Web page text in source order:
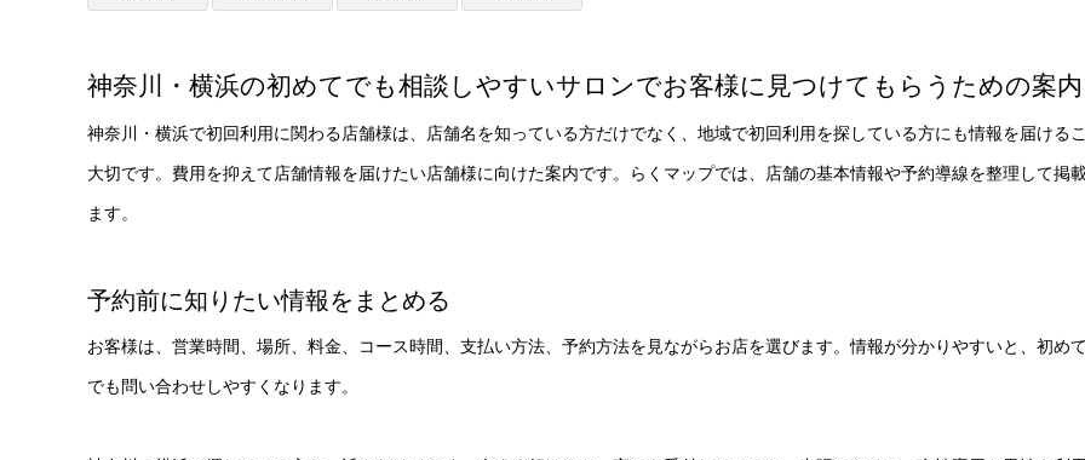
神奈川・横浜の初めてでも相談しやすいサロンでお客様に見つけてもらうための案内
神奈川・横浜で初回利用に関わる店舗様は、店舗名を知っている方だけでなく、地域で初回利用を探している方にも情報を届ける
大切です。費用を抑えて店舗情報を届けたい店舗様に向けた案内です。らくマップでは、店舗の基本情報や予約導線を整理して掲
ます。
予約前に知りたい情報をまとめる
お客様は、営業時間、場所、料金、コース時間、支払い方法、予約方法を見ながらお店を選びます。情報が分かりやすいと、初め
でも問い合わせしやすくなります。